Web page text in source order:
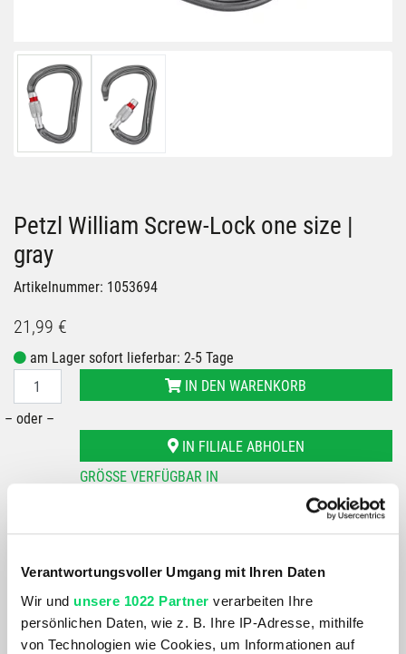
Verantwortungsvoller Umgang mit Ihren Daten
Wir und unsere 1022 Partner verarbeiten Ihre
persönlichen Daten, wie z. B. Ihre IP-Adresse, mithilfe
von Technologien wie Cookies, um Informationen auf
Petzl William Screw-Lock one size |
gray
Artikelnummer: 1053694
21,99 €
am Lager sofort lieferbar: 2-5 Tage
IN DEN WARENKORB
– oder –
IN FILIALE ABHOLEN
GRÖSSE VERFÜGBAR IN
Du hast eine Frage?